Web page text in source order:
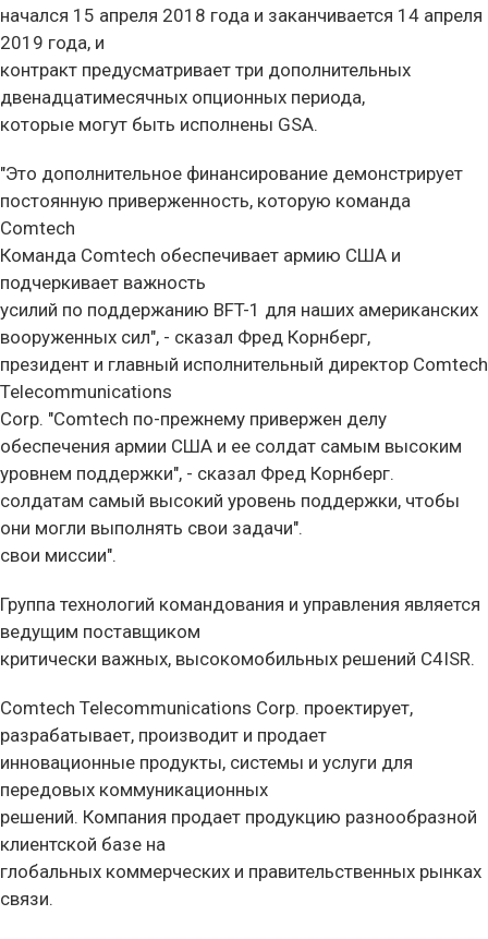
начался 15 апреля 2018 года и заканчивается 14 апреля
2019 года, и
контракт предусматривает три дополнительных
двенадцатимесячных опционных периода,
которые могут быть исполнены GSA.
"Это дополнительное финансирование демонстрирует
постоянную приверженность, которую команда
Comtech
Команда Comtech обеспечивает армию США и
подчеркивает важность
усилий по поддержанию BFT-1 для наших американских
вооруженных сил", - сказал Фред Корнберг,
президент и главный исполнительный директор Comtech
Telecommunications
Corp. "Comtech по-прежнему привержен делу
обеспечения армии США и ее солдат самым высоким
уровнем поддержки", - сказал Фред Корнберг.
солдатам самый высокий уровень поддержки, чтобы
они могли выполнять свои задачи".
свои миссии".
Группа технологий командования и управления является
ведущим поставщиком
критически важных, высокомобильных решений C4ISR.
Comtech Telecommunications Corp. проектирует,
разрабатывает, производит и продает
инновационные продукты, системы и услуги для
передовых коммуникационных
решений. Компания продает продукцию разнообразной
клиентской базе на
глобальных коммерческих и правительственных рынках
связи.